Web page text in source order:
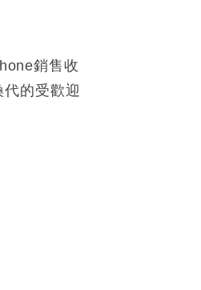
銷售收
的受歡迎